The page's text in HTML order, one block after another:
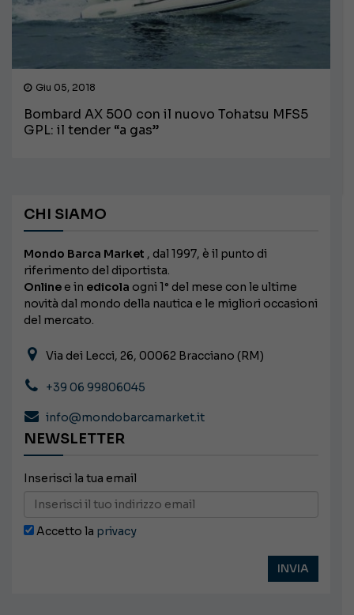
Giu 05, 2018
Bombard AX 500 con il nuovo Tohatsu MFS5
GPL: il tender “a gas”
CHI SIAMO
Mondo Barca Market , dal 1997, è il punto di
riferimento del diportista.
Online e in edicola ogni 1° del mese con le ultime
novità dal mondo della nautica e le migliori occasioni
del mercato.
Via dei Lecci, 26, 00062 Bracciano (RM)
+39 06 99806045
info@mondobarcamarket.it
NEWSLETTER
Inserisci la tua email
Accetto la privacy